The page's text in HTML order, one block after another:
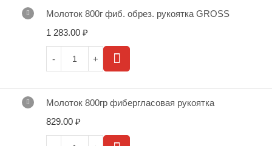
Молоток 800г фиб. обрез. рукоятка GROSS
1 283.00 ₽
Молоток 800гр фибергласовая рукоятка
829.00 ₽